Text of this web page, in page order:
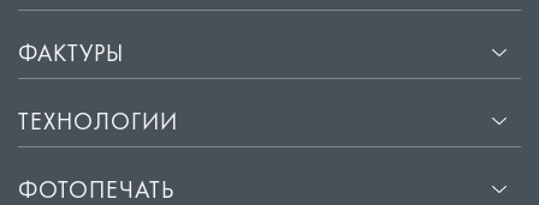
ФАКТУРЫ
ТЕХНОЛОГИИ
ФОТОПЕЧАТЬ